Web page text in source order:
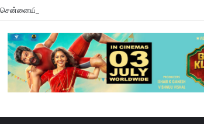
ரேசன் அரிசி கடத்தல் கும்பல் கைதும், பின்னணியும் !